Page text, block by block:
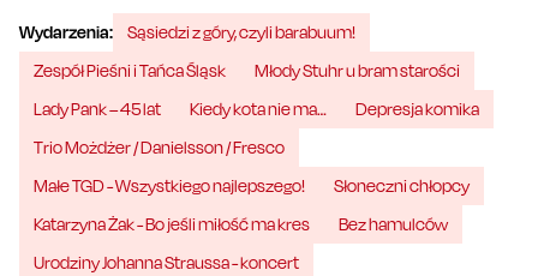
Wydarzenia:
Sąsiedzi z góry, czyli barabuum!
Zespół Pieśni i Tańca Śląsk
Młody Stuhr u bram starości
Lady Pank – 45 lat
Kiedy kota nie ma…
Depresja komika
Trio Możdżer / Danielsson / Fresco
Małe TGD - Wszystkiego najlepszego!
Słoneczni chłopcy
Katarzyna Żak - Bo jeśli miłość ma kres
Bez hamulców
Urodziny Johanna Straussa - koncert